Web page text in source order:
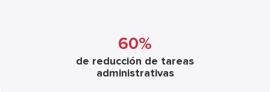
60%
de reducción de tareas
administrativas